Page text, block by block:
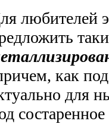
любителей
как
для